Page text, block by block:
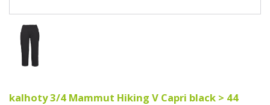
kalhoty 3/4 Mammut Hiking V Capri black > 44